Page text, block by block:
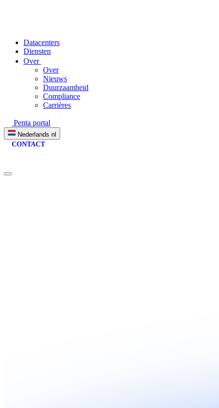
Datacenters
Diensten
Over
Over
Nieuws
Duurzaamheid
Compliance
Carrières
Penta portal
Nederlands nl
CONTACT